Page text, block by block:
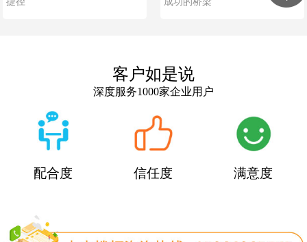
客户如是说
深度服务1000家企业用户
配合度 信任度 满意度